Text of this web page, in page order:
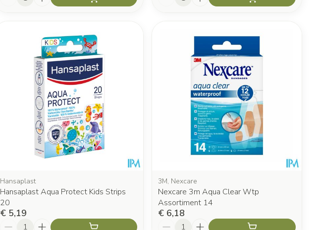
Hansaplast
Hansaplast Aqua Protect Kids Strips
20
€ 5,19
Aantal
3M, Nexcare
Nexcare 3m Aqua Clear Wtp
Assortiment 14
€ 6,18
Aantal